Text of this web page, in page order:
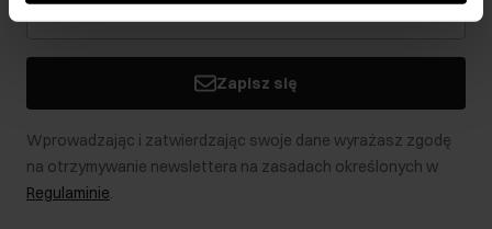
Zapisz się
Wprowadzając i zatwierdzając swoje dane wyrażasz zgodę
na otrzymywanie newslettera na zasadach określonych w
Regulaminie.